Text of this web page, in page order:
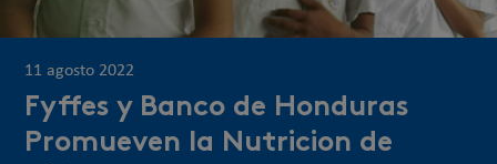
11 agosto 2022
Fyffes y Banco de Honduras
Promueven la Nutricion de